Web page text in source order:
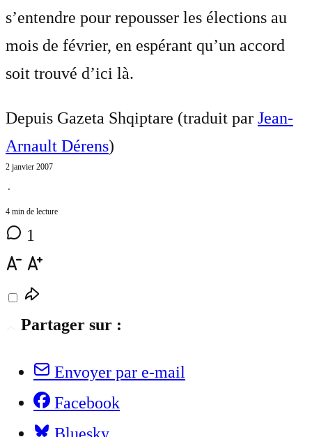
s’entendre pour repousser les élections au
mois de février, en espérant qu’un accord
soit trouvé d’ici là.
Depuis Gazeta Shqiptare (traduit par Jean-
Arnault Dérens)
2 janvier 2007
⋅
4 min de lecture
1
Partager sur :
Envoyer par e-mail
Facebook